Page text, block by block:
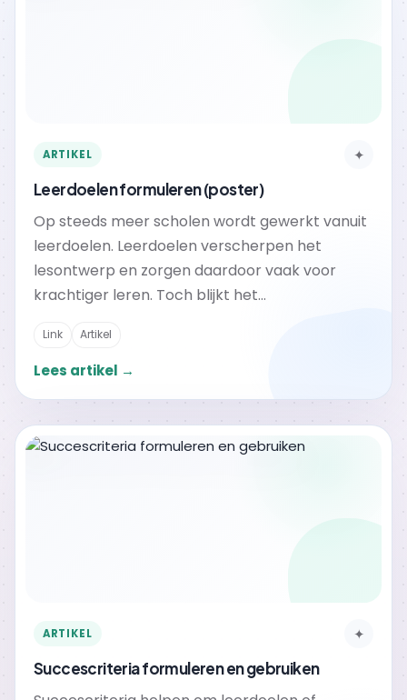
ARTIKEL ✦
Leerdoelen formuleren (poster)
Op steeds meer scholen wordt gewerkt vanuit
leerdoelen. Leerdoelen verscherpen het
lesontwerp en zorgen daardoor vaak voor
krachtiger leren. Toch blijkt het...
Link Artikel
Lees artikel →
ARTIKEL ✦
Succescriteria formuleren en gebruiken